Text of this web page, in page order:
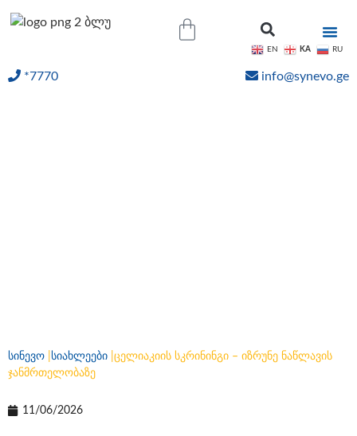
*7770 info@synevo.ge
სინევო სიახლეები ცელიაკიის სკრინინგი – იზრუნე ნაწლავის
ჯანმრთელობაზე
11/06/2026
EN KA RU